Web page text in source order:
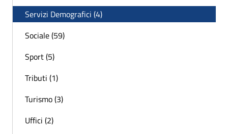
Servizi Demografici (4)
Sociale (59)
Sport (5)
Tributi (1)
Turismo (3)
Uffici (2)